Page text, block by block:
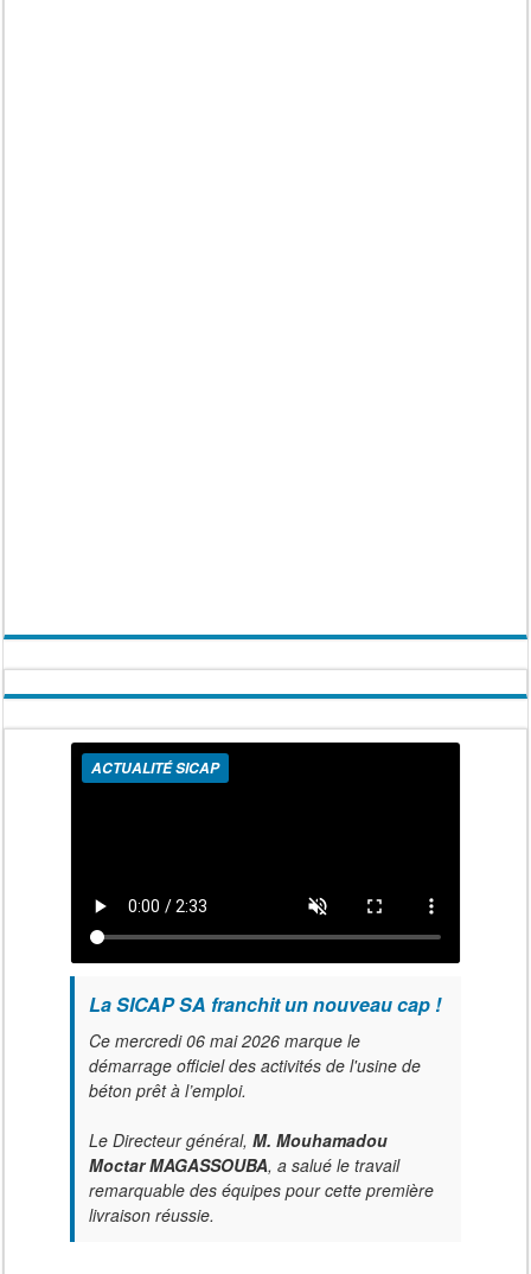
ACTUALITÉ SICAP
La SICAP SA franchit un nouveau cap !
Ce mercredi 06 mai 2026 marque le
démarrage officiel des activités de l'usine de
béton prêt à l’emploi.
Le Directeur général, M. Mouhamadou
Moctar MAGASSOUBA, a salué le travail
remarquable des équipes pour cette première
livraison réussie.